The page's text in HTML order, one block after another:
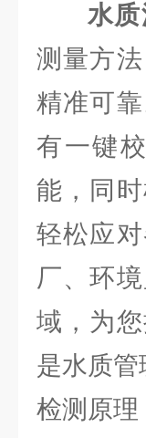
水
测量方
精准可
有一键
能，同
轻松应
厂、环
域，为
是水质管
检测原理